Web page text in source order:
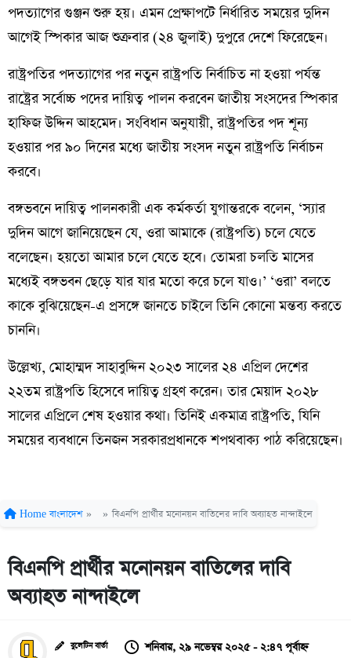
পদত্যাগের গুঞ্জন শুরু হয়। এমন প্রেক্ষাপটে নির্ধারিত সময়ের দুদিন
আগেই স্পিকার আজ শুক্রবার (২৪ জুলাই) দুপুরে দেশে ফিরেছেন।
রাষ্ট্রপতির পদত্যাগের পর নতুন রাষ্ট্রপতি নির্বাচিত না হওয়া পর্যন্ত
রাষ্ট্রের সর্বোচ্চ পদের দায়িত্ব পালন করবেন জাতীয় সংসদের স্পিকার
হাফিজ উদ্দিন আহমেদ। সংবিধান অনুযায়ী, রাষ্ট্রপতির পদ শূন্য
হওয়ার পর ৯০ দিনের মধ্যে জাতীয় সংসদ নতুন রাষ্ট্রপতি নির্বাচন
করবে।
বঙ্গভবনে দায়িত্ব পালনকারী এক কর্মকর্তা যুগান্তরকে বলেন, ‘স্যার
দুদিন আগে জানিয়েছেন যে, ওরা আমাকে (রাষ্ট্রপতি) চলে যেতে
বলেছেন। হয়তো আমার চলে যেতে হবে। তোমরা চলতি মাসের
মধ্যেই বঙ্গভবন ছেড়ে যার যার মতো করে চলে যাও।’ ‘ওরা’ বলতে
কাকে বুঝিয়েছেন-এ প্রসঙ্গে জানতে চাইলে তিনি কোনো মন্তব্য করতে
চাননি।
উল্লেখ্য, মোহাম্মদ সাহাবুদ্দিন ২০২৩ সালের ২৪ এপ্রিল দেশের
২২তম রাষ্ট্রপতি হিসেবে দায়িত্ব গ্রহণ করেন। তার মেয়াদ ২০২৮
সালের এপ্রিলে শেষ হওয়ার কথা। তিনিই একমাত্র রাষ্ট্রপতি, যিনি
সময়ের ব্যবধানে তিনজন সরকারপ্রধানকে শপথবাক্য পাঠ করিয়েছেন।
Home বাংলাদেশ » » বিএনপি প্রার্থীর মনোনয়ন বাতিলের দাবি অব্যাহত নান্দাইলে
বিএনপি প্রার্থীর মনোনয়ন বাতিলের দাবি
অব্যাহত নান্দাইলে
বুলেটিন বার্তা শনিবার, ২৯ নভেম্বর ২০২৫ - ২:৪৭ পূর্বাহ্ন